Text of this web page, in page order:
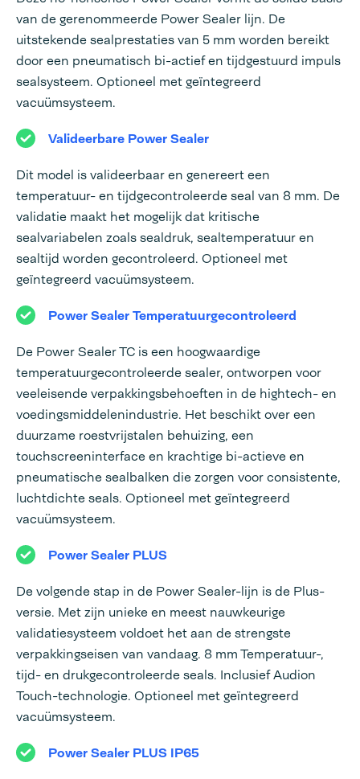
van de gerenommeerde Power Sealer lijn. De
uitstekende sealprestaties van 5 mm worden bereikt
door een pneumatisch bi-actief en tijdgestuurd impuls
sealsysteem. Optioneel met geïntegreerd
vacuümsysteem.
Valideerbare Power Sealer
Dit model is valideerbaar en genereert een
temperatuur- en tijdgecontroleerde seal van 8 mm. De
validatie maakt het mogelijk dat kritische
sealvariabelen zoals sealdruk, sealtemperatuur en
sealtijd worden gecontroleerd. Optioneel met
geïntegreerd vacuümsysteem.
Power Sealer Temperatuurgecontroleerd
De Power Sealer TC is een hoogwaardige
temperatuurgecontroleerde sealer, ontworpen voor
veeleisende verpakkingsbehoeften in de hightech- en
voedingsmiddelenindustrie. Het beschikt over een
duurzame roestvrijstalen behuizing, een
touchscreeninterface en krachtige bi-actieve en
pneumatische sealbalken die zorgen voor consistente,
luchtdichte seals. Optioneel met geïntegreerd
vacuümsysteem.
Power Sealer PLUS
De volgende stap in de Power Sealer-lijn is de Plus-
versie. Met zijn unieke en meest nauwkeurige
validatiesysteem voldoet het aan de strengste
verpakkingseisen van vandaag. 8 mm Temperatuur-,
tijd- en drukgecontroleerde seals. Inclusief Audion
Touch-technologie. Optioneel met geïntegreerd
vacuümsysteem.
Power Sealer PLUS IP65